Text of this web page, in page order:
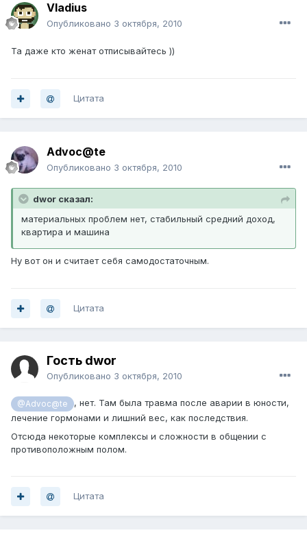
Vladius
Опубликовано 3 октября, 2010
Та даже кто женат отписывайтесь ))
Цитата
Advoc@te
Опубликовано 3 октября, 2010
dwor сказал:
материальных проблем нет, стабильный средний доход,
квартира и машина
Ну вот он и считает себя самодостаточным.
Цитата
Гость dwor
Опубликовано 3 октября, 2010
@Advoc@te
, нет. Там была травма после аварии в юности,
лечение гормонами и лишний вес, как последствия.
Отсюда некоторые комплексы и сложности в общении с
противоположным полом.
Цитата